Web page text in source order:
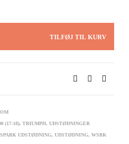
TILFØJ TIL KURV
(17-18), TRIUMPH, UDSTØDNINGER
SPARK UDSTØDNING, UDSTØDNING, WSBK